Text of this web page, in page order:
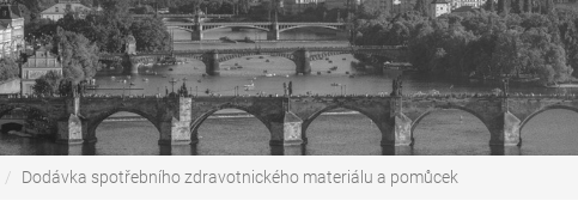
Dodávka spotřebního zdravotnického materiálu a pomůcek